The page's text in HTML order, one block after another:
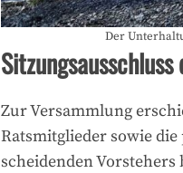
Der
Zur Versammlung
Ratsmitglieder sowie
scheidenden